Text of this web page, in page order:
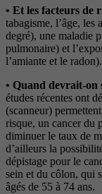
• Et les facteurs de
tabagisme, l’âge, les
degré), une maladie
pulmonaire) et
l’amiante et le radon).
• Quand devrait-on
études récentes ont
(scanneur)
risque, un cancer du
diminuer le taux de
d’ailleurs la
dépistage pour le
sein et du côlon, qui
âgés de 55 à 74 ans.